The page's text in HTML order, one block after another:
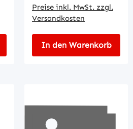
Preise inkl. MwSt. zzgl.
Versandkosten
In den Warenkorb